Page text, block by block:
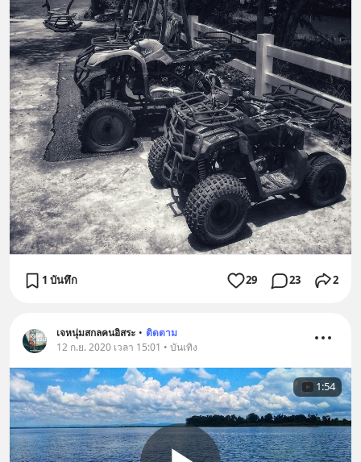
1 บันทึก 29 23 2
เจหนุ่มสกลคนอิสระ • ติดตาม
12 ก.ย. 2020 เวลา 15:01 • บันเทิง
1:54